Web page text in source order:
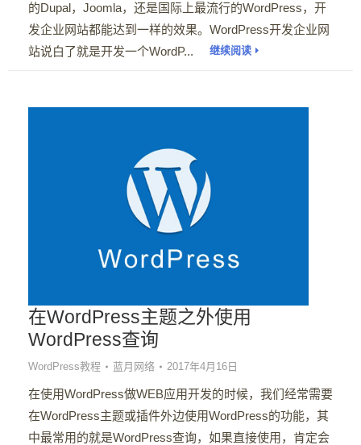
的Dupal，Joomla，还是国际上最流行的WordPress，开
发企业网站都能达到一样的效果。WordPress开发企业网
站说白了就是开发一个WordP...
继续阅读
在WordPress主题之外使用
WordPress查询
WordPress教程 蓝月网络 2017年4月16日
在使用WordPress做WEB应用开发的时候，我们经常需要
在WordPress主题或插件外边使用WordPress的功能，其
中最常用的就是WordPress查询，如果直接使用，肯定会